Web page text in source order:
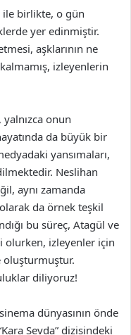
ile birlikte, o gün
yer edinmiştir.
aşklarının ne
izleyenlerin
onun
da büyük bir
yansımaları,
Neslihan
aynı zamanda
da örnek teşkil
bu süreç, Atagül ve
olurken, izleyenler için
oluşturmuştur.
diliyoruz!
dünyasının önde
Sevda” dizisindeki